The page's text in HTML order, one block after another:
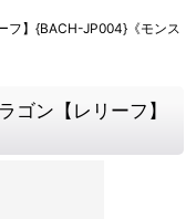
フ】{BACH-JP004}《モンス
ゴン【レリーフ】